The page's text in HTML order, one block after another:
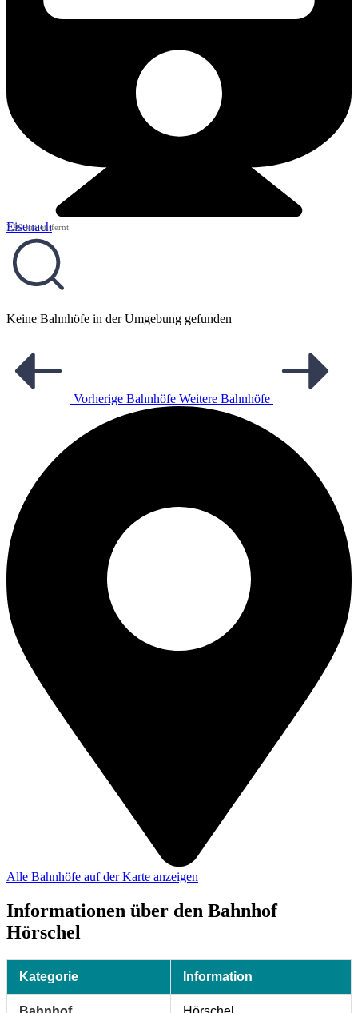
Eisenach
7,99 km entfernt
Keine Bahnhöfe in der Umgebung gefunden
Vorherige Bahnhöfe Weitere Bahnhöfe
Alle Bahnhöfe auf der Karte anzeigen
Informationen über den Bahnhof
Hörschel
Kategorie Information